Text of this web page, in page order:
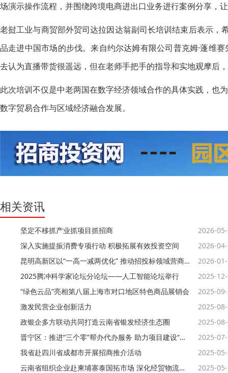
场演示操作流程，并围绕跨境电商进出口业务进行案例分享，
老挝工业与商贸部外贸司达拉因达翁副司长培训结束后表示
品走进中国市场的步伐。来自约尔达姆有限公司普克姆·蓬维
去认为直播带货很遥远，但在老师手把手的指导和实地观摩后
此次培训不仅是中老两国在数字经济领域合作的具体实践，也
数字贸易合作与区域经济融合发展。
相关资讯
坚定不移抓产业抓项目抓招商
2026-
深入实施提振消费专项行动 积极拓展有效投资空间
2026-
昆明高新区以“一高一减两优化” 推动招投标领域营商环境持续优化
2026-
2025腾冲科学家论坛分论坛——人工智能论坛举行
2025-
“绿色云品”亮相第八届上海市对口地区特色商品展销会
2025-
激发民营企业创新活力
2025-
政银企多方联动共同打造云南省银发经济生态圈
2025-
晋宁区：推进“三个零”帮办代办服务 助力项目建设“加速跑”
2025-
我省赴四川省成都市开展招商推介活动
2025-
云南省组织企业赴柬埔寨泰国拓市场 深化经贸物流合作
2025-